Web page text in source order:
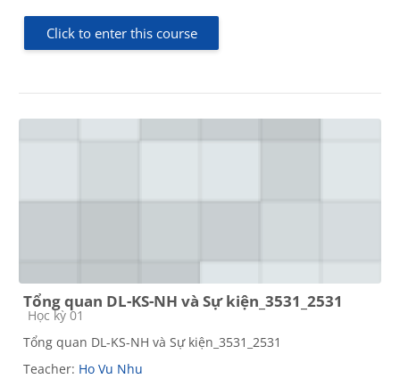
Click to enter this course
Tổng quan DL-KS-NH và Sự kiện_3531_2531
Course category
Học kỳ 01
Tổng quan DL-KS-NH và Sự kiện_3531_2531
Teacher: Ho Vu Nhu